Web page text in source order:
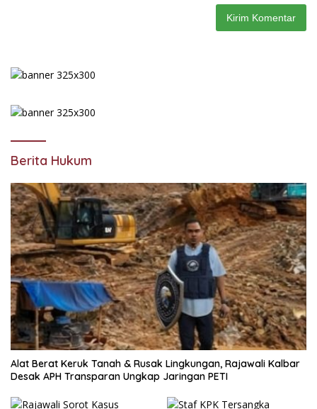
Berita Hukum
Alat Berat Keruk Tanah & Rusak Lingkungan, Rajawali Kalbar
Desak APH Transparan Ungkap Jaringan PETI